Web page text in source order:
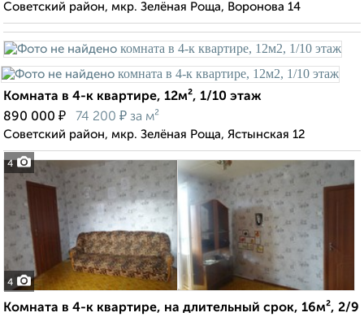
Советский район, мкр. Зелёная Роща, Воронова 14
4
Комната в 4-к квартире, 12м², 1/10 этаж
890 000 ₽ 74 200 ₽ за м²
Советский район, мкр. Зелёная Роща, Ястынская 12
4
Комната в 4-к квартире, на длительный срок, 16м², 2/9